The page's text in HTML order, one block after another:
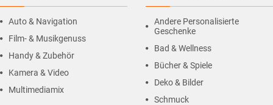
Auto & Navigation
Film- & Musikgenuss
Handy & Zubehör
Kamera & Video
Multimediamix
Andere Personalisierte
Geschenke
Bad & Wellness
Bücher & Spiele
Deko & Bilder
Schmuck